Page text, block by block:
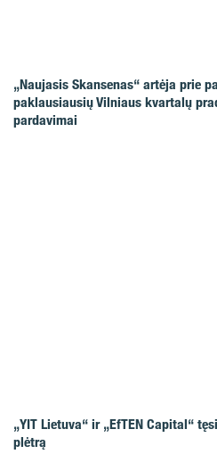
„Naujasis Skansenas“ artėja prie
paklausiausių Vilniaus kvartalų
pardavimai
„YIT Lietuva“ ir „EfTEN Capital“
plėtrą